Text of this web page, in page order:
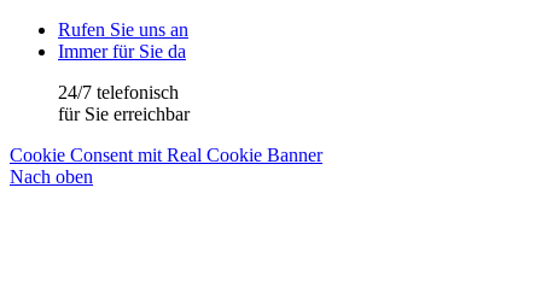
Rufen Sie uns an
Immer für Sie da
24/7 telefonisch
für Sie erreichbar
Cookie Consent mit Real Cookie Banner
Nach oben